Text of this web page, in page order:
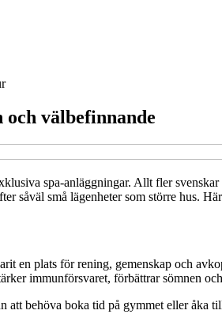
välbefinnande
spa-anläggningar. Allt fler
såväl små lägenheter som större hus.
en plats för rening, gemenskap och
immunförsvaret, förbättrar sömnen
att behöva boka tid på gymmet eller